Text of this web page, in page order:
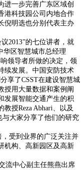
进一步完善广东区域创
港科技园公司内地合作
倪明选也分别代表主办
2013”的七位讲者，就
华区智慧城市总经理
领导者所做的决定，领
续发展。中国安防技术
享了CSST在建设智慧城
授用大量数据和案例阐
发展智能交通产生的积
授Reza Abhari、以及
与大家分享了他们的研究
受到业界的广泛关注并
机构、高新园区及高新
流中心副主任熊燕出席